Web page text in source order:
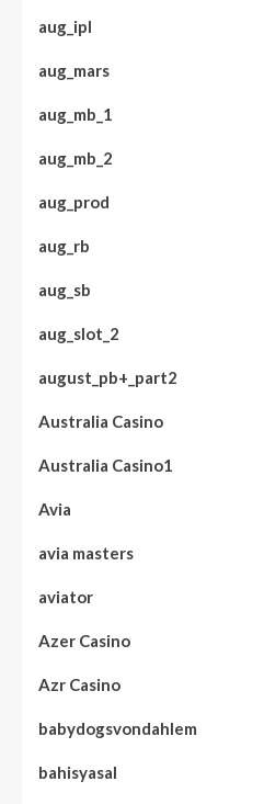
aug_ipl
aug_mars
aug_mb_1
aug_mb_2
aug_prod
aug_rb
aug_sb
aug_slot_2
august_pb+_part2
Australia Casino
Australia Casino1
Avia
avia masters
aviator
Azer Casino
Azr Casino
babydogsvondahlem
bahisyasal